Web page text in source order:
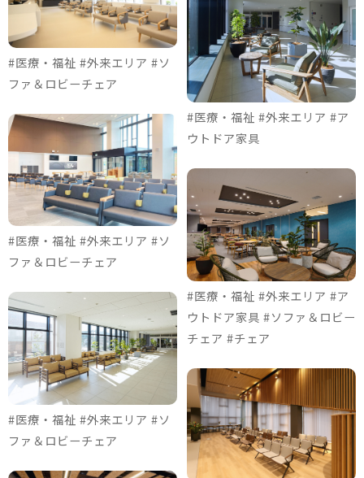
#医療・福祉 #外来エリア #ソ
ファ＆ロビーチェア
#医療・福祉 #外来エリア #ソ
ファ＆ロビーチェア
#医療・福祉 #外来エリア #ソ
ファ＆ロビーチェア
#医療・福祉 #外来エリア #ア
ウトドア家具
#医療・福祉 #外来エリア #ア
ウトドア家具 #ソファ＆ロビー
チェア #チェア